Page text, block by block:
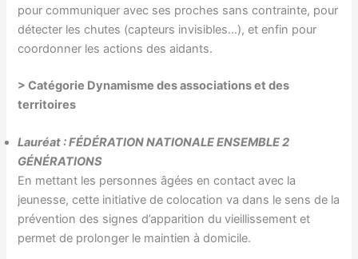
pour communiquer avec ses proches sans contrainte, pour
détecter les chutes (capteurs invisibles…), et enfin pour
coordonner les actions des aidants.
> Catégorie Dynamisme des associations et des
territoires
Lauréat : FÉDÉRATION NATIONALE ENSEMBLE 2
GÉNÉRATIONS
En mettant les personnes âgées en contact avec la
jeunesse, cette initiative de colocation va dans le sens de la
prévention des signes d’apparition du vieillissement et
permet de prolonger le maintien à domicile.